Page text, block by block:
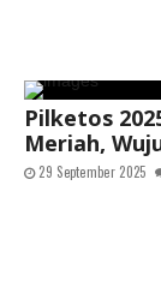
Pilketos
Meriah,
29 September 2025